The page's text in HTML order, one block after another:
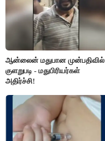
ஆன்லைன் மதுபான முன்பதிவில்
குளறுபடி - மதுபிரியர்கள்
அதிர்ச்சி!